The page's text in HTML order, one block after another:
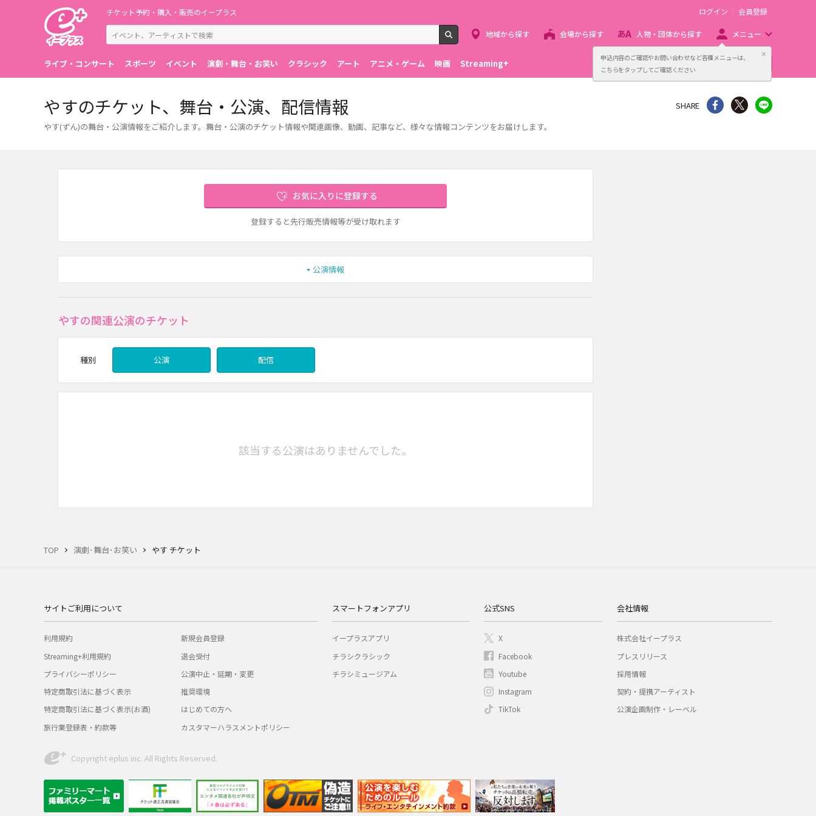
申込内容のご確認やお問い合わせなど各種メニューは、
こちらをタップしてご確認ください
閉じる
チケット予約・購入・販売のイープラス
検索
ログイン 会員登録
地域から探す 会場から探す 人物・団体から探す メニュー
ライブ・コンサート スポーツ イベント 演劇・舞台・お笑い クラシック アート アニメ・ゲーム 映画 Streaming+ 主催者向け販売サービス
TOP 演劇･舞台･お笑い やす チケット
やすのチケット、舞台・公演、配信情報
やす(ずん)の舞台・公演情報をご紹介します。舞台・公演のチケット情報や関連画像、動画、記事など、様々な情報コンテンツをお届けします。
SHARE シェア Twitter
お気に入りに登録する
登録すると先行販売情報等が受け取れます
公演情報
やすの関連公演のチケット
種別 公演 配信
該当する公演はありませんでした。
サイトご利用について
利用規約
Streaming+利用規約
プライバシーポリシー
特定商取引法に基づく表示
特定商取引法に基づく表示(お酒)
旅行業登録表・約款等
新規会員登録
退会受付
公演中止・延期・変更
推奨環境
はじめての方へ
カスタマーハラスメントポリシー
スマートフォンアプリ
イープラスアプリ
チラシクラシック
チラシミュージアム
公式SNS
X
Facebook
Youtube
Instagram
TikTok
会社情報
株式会社イープラス
プレスリリース
採用情報
契約・提携アーティスト
公演企画制作・レーベル
Copyright eplus inc. All Rights Reserved.